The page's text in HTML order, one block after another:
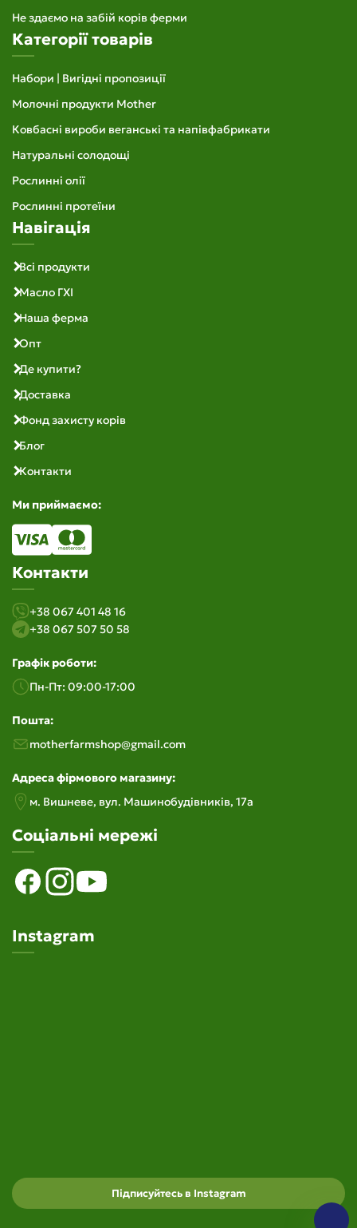
Не здаємо на забій корів ферми
Категорії товарів
Набори | Вигідні пропозиції
Молочні продукти Mother
Ковбасні вироби веганські та напівфабрикати
Натуральні солодощі
Рослинні олії
Рослинні протеїни
Навігація
Всі продукти
Масло ГХІ
Наша ферма
Опт
Де купити?
Доставка
Фонд захисту корів
Блог
Контакти
Ми приймаємо:
Контакти
+38 067 401 48 16
+38 067 507 50 58
Графік роботи:
Пн-Пт: 09:00-17:00
Пошта:
motherfarmshop@gmail.com
Адреса фірмового магазину:
м. Вишневе, вул. Машинобудiвникiв, 17а
Соціальні мережі
Instagram
Підписуйтесь в Instagram